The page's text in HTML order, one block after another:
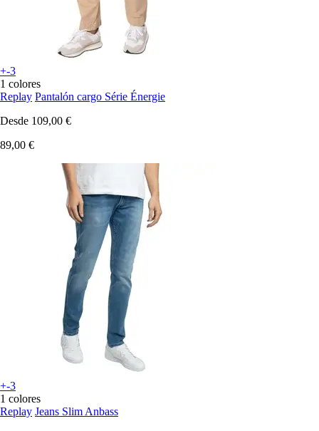
+-3
1 colores
Replay Pantalón cargo Série Énergie
Desde 109,00 €
89,00 €
+-3
1 colores
Replay Jeans Slim Anbass